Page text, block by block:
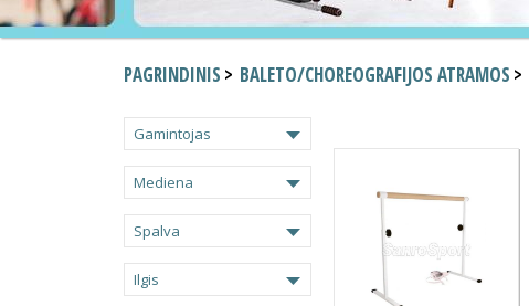
PAGRINDINIS BALETO/CHOREOGRAFIJOS ATRAMOS
Gamintojas
Mediena
Spalva
Ilgis